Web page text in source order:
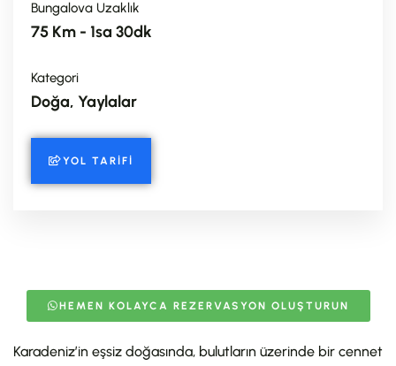
Bungalova Uzaklık
75 Km - 1sa 30dk
Kategori
Doğa, Yaylalar
YOL TARIFI
HEMEN KOLAYCA REZERVASYON OLUŞTURUN
Karadeniz’in eşsiz doğasında, bulutların üzerinde bir cennet